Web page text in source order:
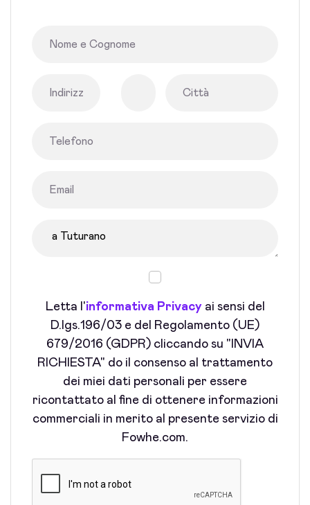
Letta l'informativa Privacyai sensi del
D.lgs.196/03 e del Regolamento (UE)
679/2016 (GDPR) cliccando su "INVIA
RICHIESTA" do il consenso al trattamento
dei miei dati personali per essere
ricontattato al fine di ottenere informazioni
commerciali in merito al presente servizio di
Fowhe.com.